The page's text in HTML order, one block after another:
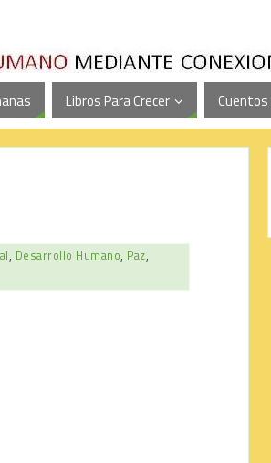
Libros Para Crecer Cuentos
, Desarrollo Humano, Paz,